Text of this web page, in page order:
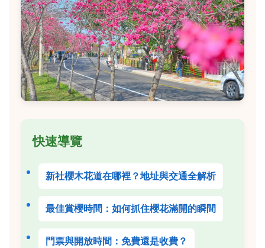
快速導覽
新社櫻木花道在哪裡？地址與交通全解析
最佳賞櫻時間：如何抓住櫻花滿開的瞬間
門票與開放時間：免費還是收費？